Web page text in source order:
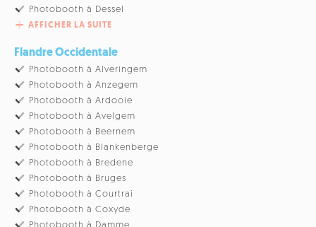
Photobooth à Dessel
AFFICHER LA SUITE
Flandre Occidentale
Photobooth à Alveringem
Photobooth à Anzegem
Photobooth à Ardooie
Photobooth à Avelgem
Photobooth à Beernem
Photobooth à Blankenberge
Photobooth à Bredene
Photobooth à Bruges
Photobooth à Courtrai
Photobooth à Coxyde